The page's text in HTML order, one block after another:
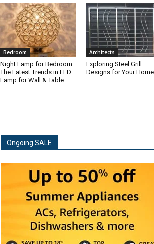
Bedroom
Night Lamp for Bedroom:
The Latest Trends in LED
Lamp for Wall & Table
Architects
Exploring Steel Grill
Designs for Your Home
Ongoing SALE